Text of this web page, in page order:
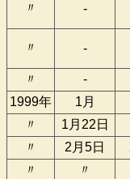
〃 -
〃 -
〃 -
1999年
1月
〃
1月22日
〃
2月5日
〃
〃